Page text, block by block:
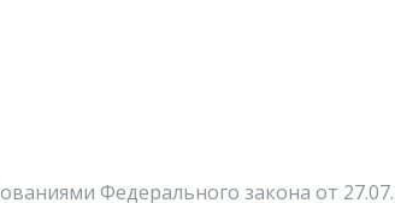
Федерального закона от